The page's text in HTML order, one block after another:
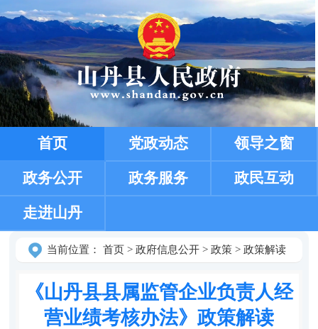
首页 党政动态 领导之窗
政务公开 政务服务 政民互动
走进山丹
当前位置： 首页> 政府信息公开> 政策> 政策解读
《山丹县县属监管企业负责人经
营业绩考核办法》政策解读